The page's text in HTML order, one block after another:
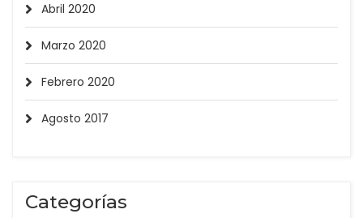
Abril 2020
Marzo 2020
Febrero 2020
Agosto 2017
Categorías